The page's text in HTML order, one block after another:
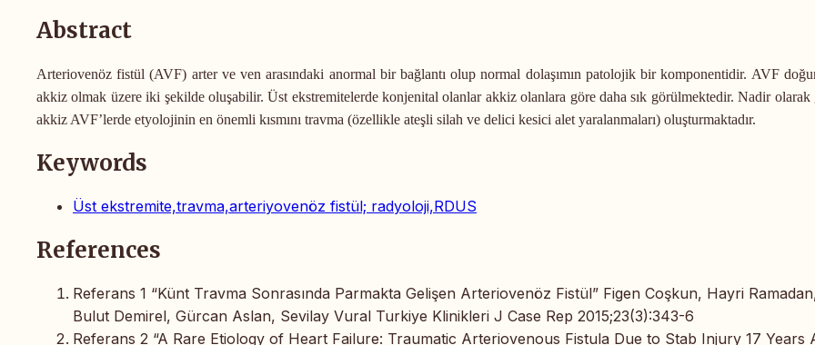
Abstract
Arteriovenöz fistül (AVF) arter ve ven arasındaki anormal bir bağlantı olup normal dolaşımın patolojik bir komponentidir. AVF
akkiz olmak üzere iki şekilde oluşabilir. Üst ekstremitelerde konjenital olanlar akkiz olanlara göre daha sık görülmektedir. Nadir olarak
akkiz AVF’lerde etyolojinin en önemli kısmını travma (özellikle ateşli silah ve delici kesici alet yaralanmaları) oluşturmaktadır.
Keywords
Üst ekstremite,travma,arteriyovenöz fistül; radyoloji,RDUS
References
Referans 1 “Künt Travma Sonrasında Parmakta Gelişen Arteriovenöz Fistül” Figen Coşkun, Hayri
Bulut Demirel, Gürcan Aslan, Sevilay Vural Turkiye Klinikleri J Case Rep 2015;23(3):343-6
Referans 2 “A Rare Etiology of Heart Failure: Traumatic Arteriovenous Fistula Due to Stab Injury 17 Years